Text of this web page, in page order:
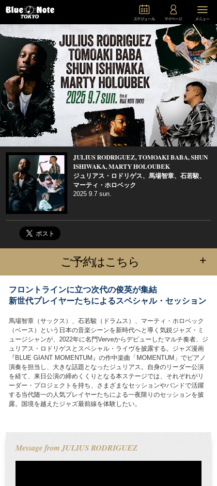
JULIUS RODRIGUEZ, TOMOAKI BABA, SHUN
ISHIWAKA, MARTY HOLOUBEK
ジュリアス・ロドリゲス、馬場智章、石若駿、
マーティ・ホロベック
2025 9.7 sun.
ご予約はこちら +
フロントラインに立つ次代の俊英が集結
新世代プレイヤーたちによるスペシャル・セッション
馬場智章（サックス）、石若駿（ドラムス）、マーティ・ホロベック
（ベース）という日本の音楽シーンを新時代へと導く気鋭ジャズ・ミ
ュージシャンが、2022年に名門Verveからデビューしたマルチ奏者、ジ
ュリアス・ロドリゲスとスペシャル・ライヴを披露する。ジャズ漫画
『BLUE GIANT MOMENTUM』の作中楽曲「MOMENTUM」でピアノ
演奏を担当し、大きな話題となったジュリアス。自身のリーダー公演
を経て、来日公演の締めくくりとなる本ステージでは、それぞれがリ
ーダー・プロジェクトを持ち、さまざまなセッションやバンドで活躍
する当代随一の人気プレイヤーたちによる一夜限りのセッションを披
露。国境を越えたジャズ最前線を体験したい。
Message from JULIUS RODRIGUEZ